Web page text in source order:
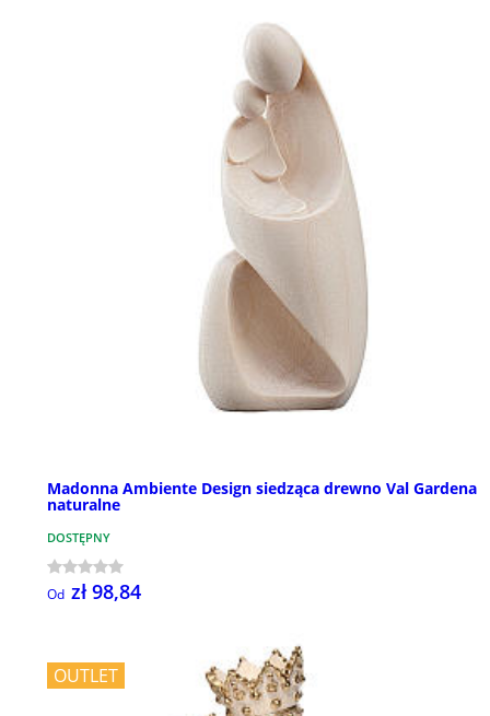
Madonna Ambiente Design siedząca drewno Val Gardena
naturalne
DOSTĘPNY
Od zł 98,84
OUTLET